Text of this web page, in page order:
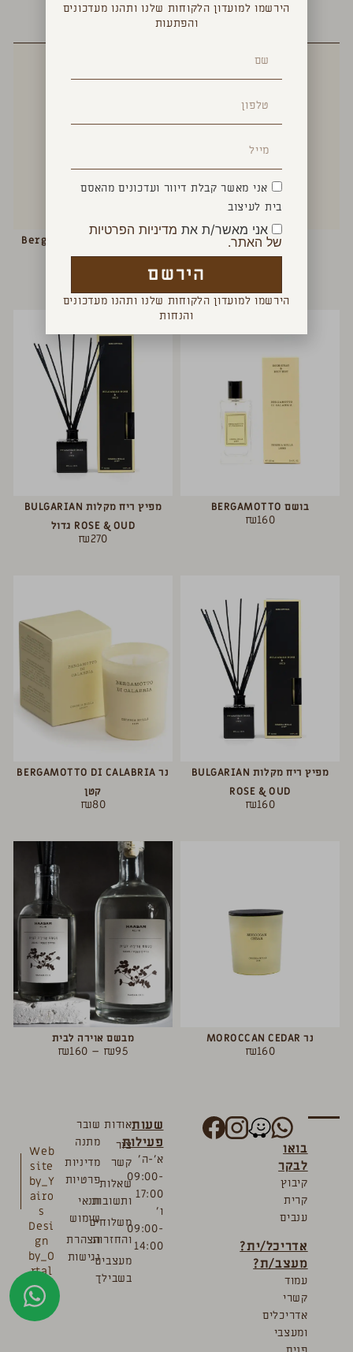
YOU MAY ALSO LIKE
₪160
ספריי אריגים Bergamotto di
calabria
בושם BERGAMOTTO
₪160
מפיץ ריח מקלות BULGARIAN
ROSE & OUD גדול
₪270
מפיץ ריח מקלות BULGARIAN
ROSE & OUD
₪160
נר BERGAMOTTO DI CALABRIA
קטן
₪80
נר MOROCCAN CEDAR
₪160
מבשם אוירה לבית
₪95
–
₪160
בואו
לבקר
קיבוץ
קרית
ענבים
אדריכל/ית?
מעצב/ת?
עמוד
קשרי
אדריכלים
ומעצבי
שעות
פעילות
א’-ה’
09:00-
17:00
ו’
09:00-
14:00
אודות
צור
קשר
שאלות
ותשובות
משלוחים
והחזרות
מעצבים
בשבילך
שובר
מתנה
מדיניות
פרטיות
תנאי
שימוש
הצהרת
נגישות
Web
site
by_Y
airo
s
Desi
gn
by_O
rtal
Bre
mler
הירשמו למועדון הלקוחות שלנו ותהנו מעדכונים
והפתעות
אני מאשר קבלת דיוור ועדכונים מהאסם
בית לעיצוב
אני מאשר/ת את מדיניות הפרטיות
של האתר.
הירשם
הירשמו למועדון הלקוחות שלנו ותהנו מעדכונים
והנחות